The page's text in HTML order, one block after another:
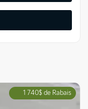
1 740$ de Rabais